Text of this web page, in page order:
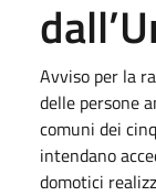
Avviso per la
delle persone
comuni dei
intendano
domotici